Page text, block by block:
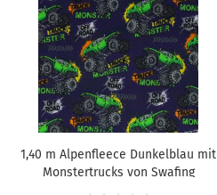
1,40 m Alpenfleece Dunkelblau mit
Monstertrucks von Swafing